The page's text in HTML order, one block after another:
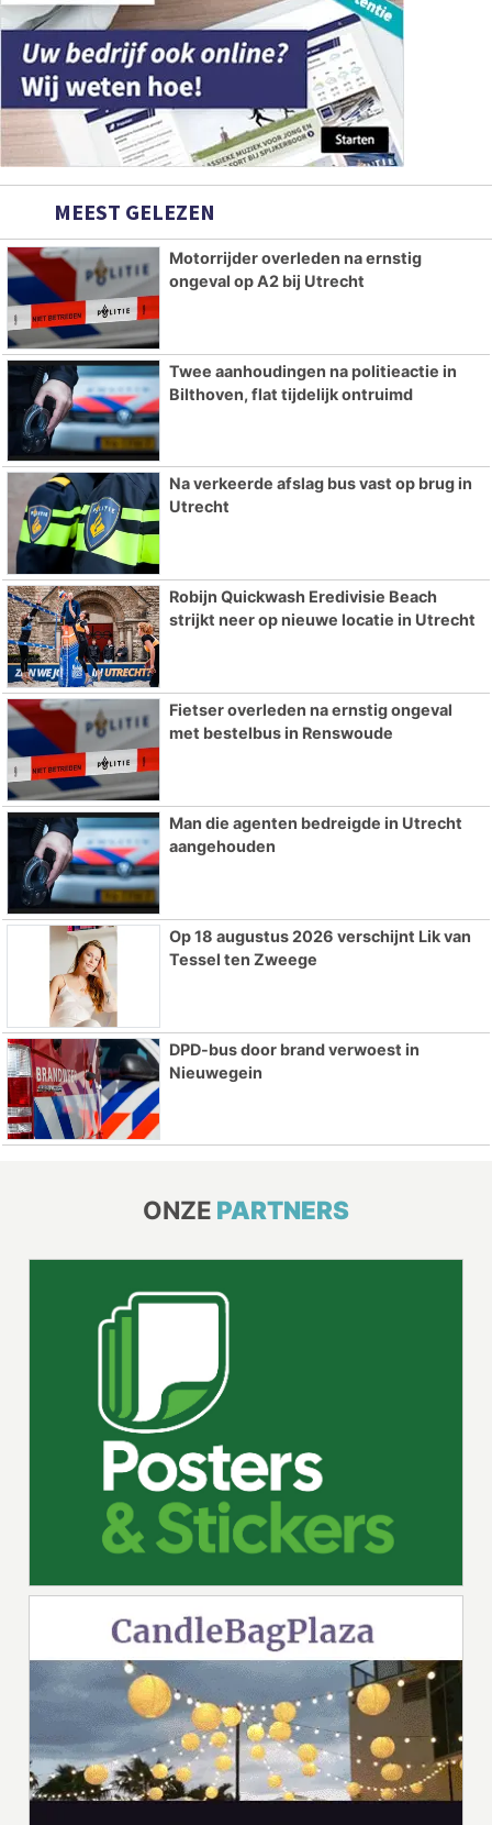
MEEST GELEZEN
Motorrijder overleden na ernstig
ongeval op A2 bij Utrecht
Twee aanhoudingen na politieactie in
Bilthoven, flat tijdelijk ontruimd
Na verkeerde afslag bus vast op brug in
Utrecht
Robijn Quickwash Eredivisie Beach
strijkt neer op nieuwe locatie in Utrecht
Fietser overleden na ernstig ongeval
met bestelbus in Renswoude
Man die agenten bedreigde in Utrecht
aangehouden
Op 18 augustus 2026 verschijnt Lik van
Tessel ten Zweege
DPD-bus door brand verwoest in
Nieuwegein
ONZE PARTNERS